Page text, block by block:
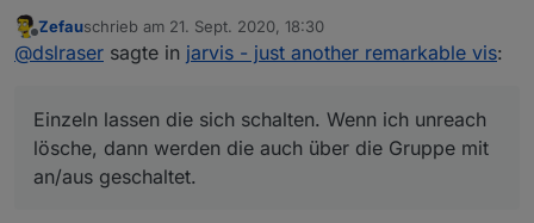
Module
Die folgenden Module sind aktuell (Februar 2020)
Chart
Beim Licht habe ich z.B. eine Gruppe Wohnzimmer,
das sind dann 8 Lampen.
Datenpunkt unreach bei den Steckdosen mit
zugeordnet ist, dann wird zwar die Erreichbarkeit mit
angezeigt, aber sie werden nicht mit angeschaltet,
wenn ich die gesamte Gruppe einschalte. Einzeln
Offline
Zefauschrieb am 21. Sept. 2020, 18:30
zuletzt editiert von
@dslraser sagte in jarvis - just another remarkable vis:
Einzeln lassen die sich schalten. Wenn ich unreach
lösche, dann werden die auch über die Gruppe mit
an/aus geschaltet.